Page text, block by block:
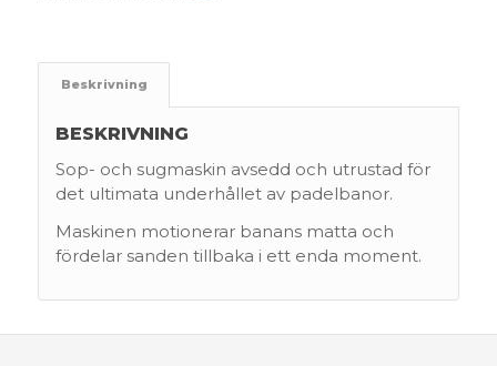
Beskrivning
BESKRIVNING
Sop- och sugmaskin avsedd och utrustad för
det ultimata underhållet av padelbanor.
Maskinen motionerar banans matta och
fördelar sanden tillbaka i ett enda moment.